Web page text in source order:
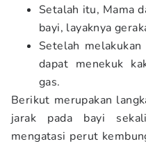
Setalah itu, Mama
bayi, layaknya
Setelah
dapat menekuk
gas.
Berikut merupakan
jarak pada bayi
mengatasi perut